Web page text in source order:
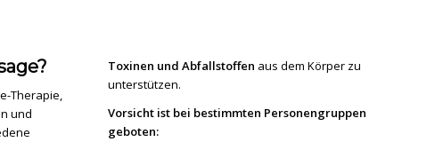
Therapie,
und
Toxinen und Abfallstoffen aus dem Körper zu
unterstützen.
Vorsicht ist bei bestimmten Personengruppen
geboten: